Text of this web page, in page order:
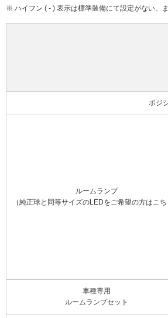
※ ハイフン ( - ) 表示は標準装備にて設定がない、
ポジ
ルームランプ
（純正球と同等サイズのLEDをご希望の方はこち
車種専用
ルームランプセット